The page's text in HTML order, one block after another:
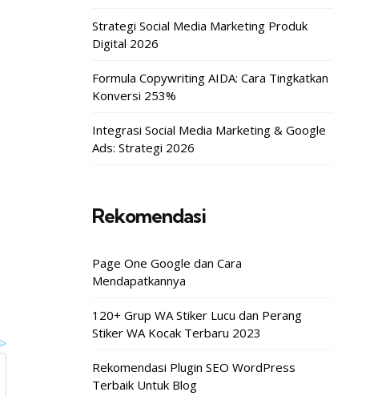
Strategi Social Media Marketing Produk
Digital 2026
Formula Copywriting AIDA: Cara Tingkatkan
Konversi 253%
Integrasi Social Media Marketing & Google
Ads: Strategi 2026
Rekomendasi
Page One Google dan Cara
Mendapatkannya
120+ Grup WA Stiker Lucu dan Perang
Stiker WA Kocak Terbaru 2023
Rekomendasi Plugin SEO WordPress
Terbaik Untuk Blog